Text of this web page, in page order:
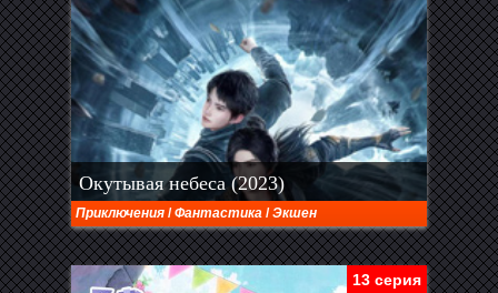
Окутывая небеса (2023)
Приключения /Фантастика /Экшен
13 серия